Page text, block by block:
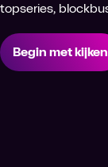
topseries,
Begin met kijken